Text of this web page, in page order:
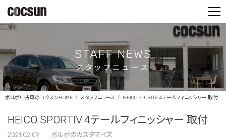
STAFF NEWS
スタッフニュース
ボルボ中古車のコクスンHOME スタッフニュース HEICO SPORTIV 4テールフィニッシャー 取付
HEICO SPORTIV 4テールフィニッシャー 取付
2021.02.09 ボルボのカスタマイズ